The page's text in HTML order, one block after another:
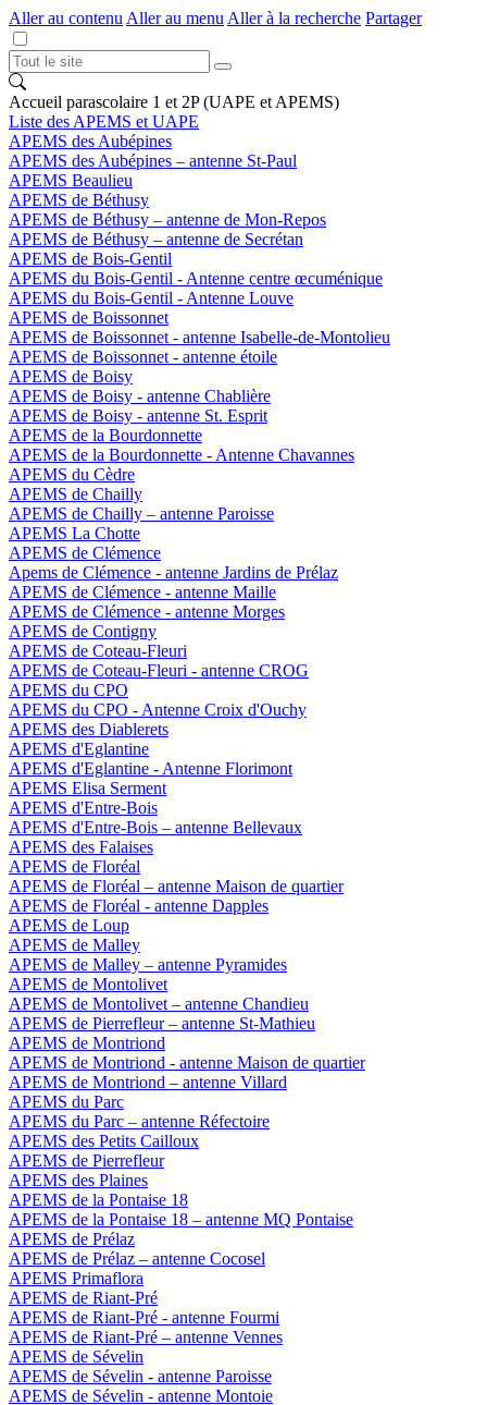
Aller au contenu Aller au menu Aller à la recherche Partager
Accueil parascolaire 1 et 2P (UAPE et APEMS)
Liste des APEMS et UAPE
APEMS des Aubépines
APEMS des Aubépines – antenne St-Paul
APEMS Beaulieu
APEMS de Béthusy
APEMS de Béthusy – antenne de Mon-Repos
APEMS de Béthusy – antenne de Secrétan
APEMS de Bois-Gentil
APEMS du Bois-Gentil - Antenne centre œcuménique
APEMS du Bois-Gentil - Antenne Louve
APEMS de Boissonnet
APEMS de Boissonnet - antenne Isabelle-de-Montolieu
APEMS de Boissonnet - antenne étoile
APEMS de Boisy
APEMS de Boisy - antenne Chablière
APEMS de Boisy - antenne St. Esprit
APEMS de la Bourdonnette
APEMS de la Bourdonnette - Antenne Chavannes
APEMS du Cèdre
APEMS de Chailly
APEMS de Chailly – antenne Paroisse
APEMS La Chotte
APEMS de Clémence
Apems de Clémence - antenne Jardins de Prélaz
APEMS de Clémence - antenne Maille
APEMS de Clémence - antenne Morges
APEMS de Contigny
APEMS de Coteau-Fleuri
APEMS de Coteau-Fleuri - antenne CROG
APEMS du CPO
APEMS du CPO - Antenne Croix d'Ouchy
APEMS des Diablerets
APEMS d'Eglantine
APEMS d'Eglantine - Antenne Florimont
APEMS Elisa Serment
APEMS d'Entre-Bois
APEMS d'Entre-Bois – antenne Bellevaux
APEMS des Falaises
APEMS de Floréal
APEMS de Floréal – antenne Maison de quartier
APEMS de Floréal - antenne Dapples
APEMS de Loup
APEMS de Malley
APEMS de Malley – antenne Pyramides
APEMS de Montolivet
APEMS de Montolivet – antenne Chandieu
APEMS de Pierrefleur – antenne St-Mathieu
APEMS de Montriond
APEMS de Montriond - antenne Maison de quartier
APEMS de Montriond – antenne Villard
APEMS du Parc
APEMS du Parc – antenne Réfectoire
APEMS des Petits Cailloux
APEMS de Pierrefleur
APEMS des Plaines
APEMS de la Pontaise 18
APEMS de la Pontaise 18 – antenne MQ Pontaise
APEMS de Prélaz
APEMS de Prélaz – antenne Cocosel
APEMS Primaflora
APEMS de Riant-Pré
APEMS de Riant-Pré - antenne Fourmi
APEMS de Riant-Pré – antenne Vennes
APEMS de Sévelin
APEMS de Sévelin - antenne Paroisse
APEMS de Sévelin - antenne Montoie